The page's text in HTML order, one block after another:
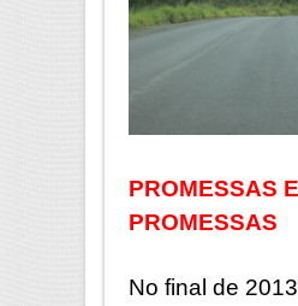
PROMESSAS
PROMESSAS
No final de